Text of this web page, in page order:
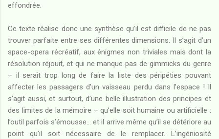
effondrée.
Ce texte réalise donc une synthèse qu’il est difficile de ne pas
trouver parfaite entre ses différentes dimensions. Il s’agit d’un
space-opera récréatif, aux énigmes non triviales mais dont la
résolution réjouit, et qui ne manque pas de gimmicks du genre
– il serait trop long de faire la liste des péripéties pouvant
affecter les passagers d’un vaisseau perdu dans l’espace ! Il
s’agit aussi, et surtout, d’une belle illustration des principes et
des limites de la mémoire – qu’elle soit humaine ou artificielle :
l’outil parfois s’émousse… et il arrive même qu’il se détériore au
point qu’il soit nécessaire de le remplacer. L’ingéniosité